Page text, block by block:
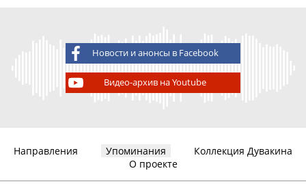
Новости и анонсы в Facebook
Видео-архив на Youtube
Направления Упоминания
Коллекция Дувакина
О проекте